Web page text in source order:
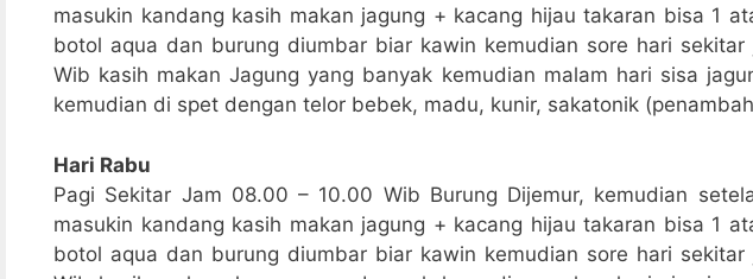
masukin kandang kasih makan jagung + kacang hijau takaran bisa 1
botol aqua dan burung diumbar biar kawin kemudian sore hari sekitar
Wib kasih makan Jagung yang banyak kemudian malam hari sisa
kemudian di spet dengan telor bebek, madu, kunir, sakatonik
Hari Rabu
Pagi Sekitar Jam 08.00 – 10.00 Wib Burung Dijemur, kemudian
masukin kandang kasih makan jagung + kacang hijau takaran bisa 1
botol aqua dan burung diumbar biar kawin kemudian sore hari sekitar